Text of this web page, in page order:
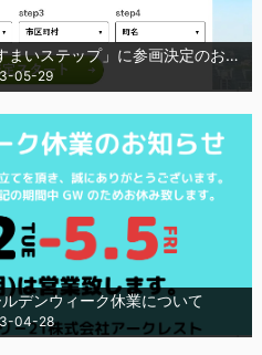
不動産売却一括査定サービス「すまいステップ」に参画決定のお知らせ
05-29
デンウィーク休業について
04-28